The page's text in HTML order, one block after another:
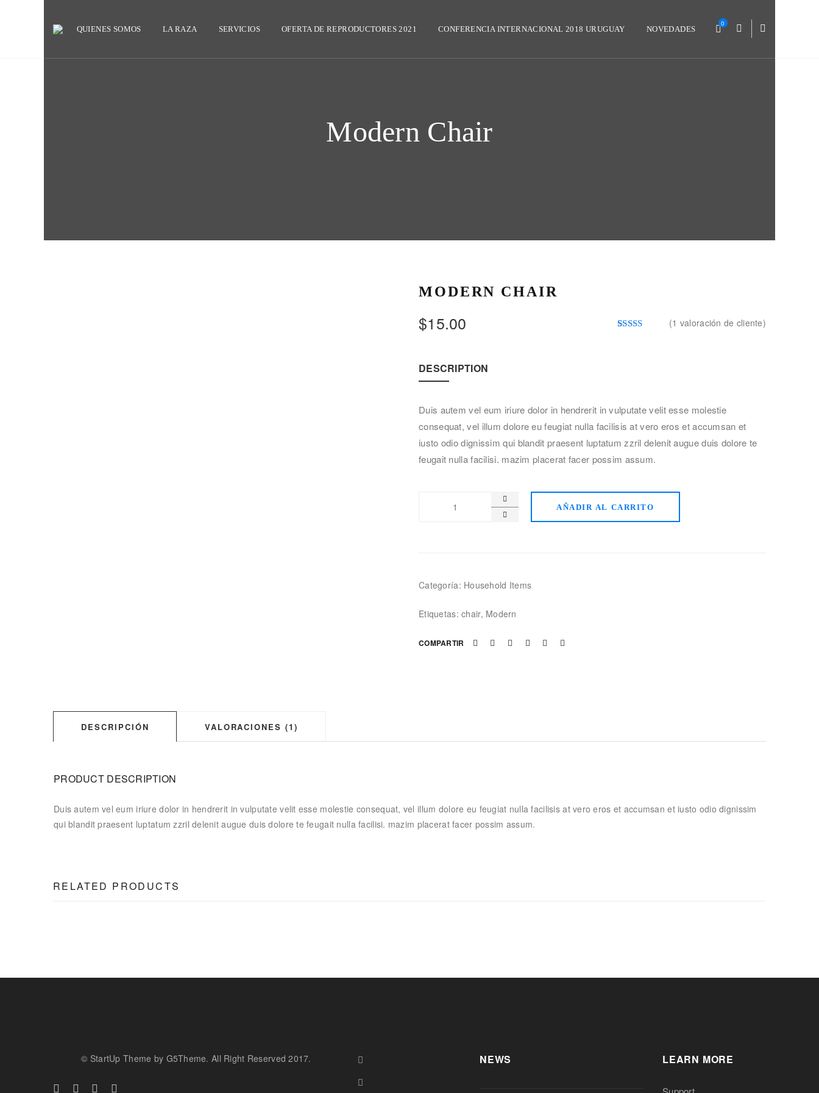
QUIENES SOMOS LA RAZA SERVICIOS OFERTA DE REPRODUCTORES 2021 CONFERENCIA INTERNACIONAL 2018 URUGUAY NOVEDADES
0
Modern Chair
MODERN CHAIR
(1 valoración de cliente)
$15.00
DESCRIPTION
Duis autem vel eum iriure dolor in hendrerit in vulputate velit esse molestie
consequat, vel illum dolore eu feugiat nulla facilisis at vero eros et accumsan et
iusto odio dignissim qui blandit praesent luptatum zzril delenit augue duis dolore te
feugait nulla facilisi. mazim placerat facer possim assum.
AÑADIR AL CARRITO
Categoría: Household Items
Etiquetas:chair, Modern
COMPARTIR
DESCRIPCIÓN VALORACIONES (1)
PRODUCT DESCRIPTION
Duis autem vel eum iriure dolor in hendrerit in vulputate velit esse molestie consequat, vel illum dolore eu feugiat nulla facilisis at vero eros et accumsan et iusto odio dignissim
qui blandit praesent luptatum zzril delenit augue duis dolore te feugait nulla facilisi. mazim placerat facer possim assum.
RELATED PRODUCTS
© StartUp Theme by G5Theme. All Right Reserved 2017. NEWS LEARN MORE